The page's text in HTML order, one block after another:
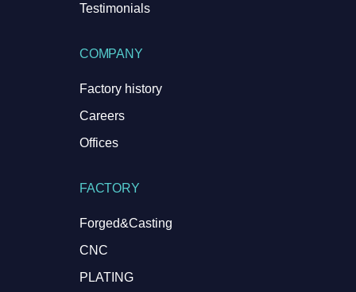
Testimonials
COMPANY
Factory history
Careers
Offices
FACTORY
Forged&Casting
CNC
PLATING